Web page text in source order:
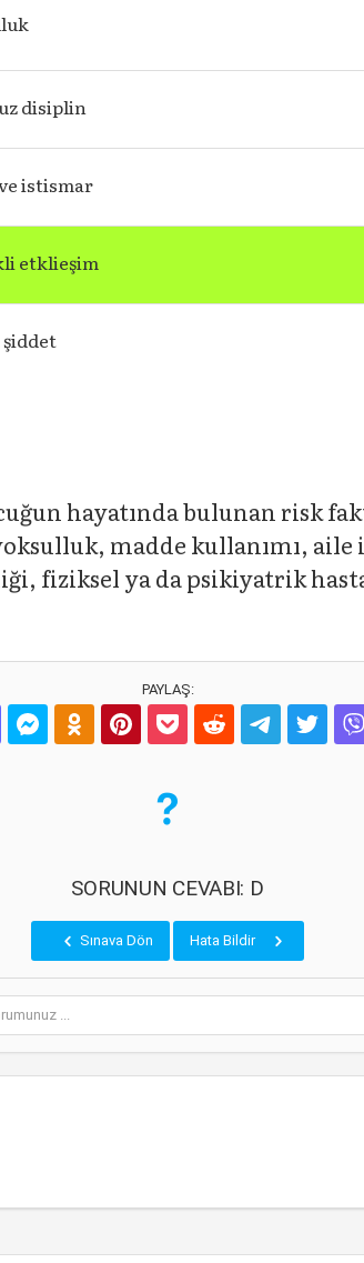
disiplin
istismar
etklieşim
hayatında bulunan risk
madde kullanımı,
fiziksel ya da psikiyatrik
PAYLAŞ:
SORUNUN CEVABI: D
Sınava Dön Hata Bildir